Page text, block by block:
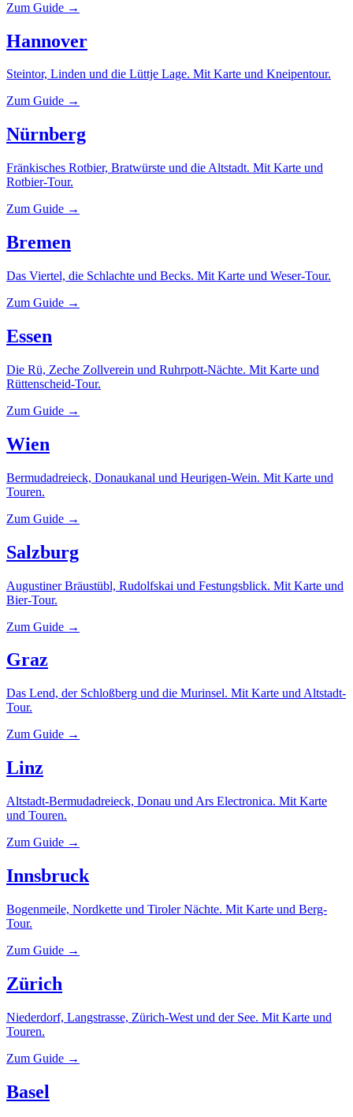
Zum Guide →
Hannover
Steintor, Linden und die Lüttje Lage. Mit Karte und Kneipentour.
Zum Guide →
Nürnberg
Fränkisches Rotbier, Bratwürste und die Altstadt. Mit Karte und
Rotbier-Tour.
Zum Guide →
Bremen
Das Viertel, die Schlachte und Becks. Mit Karte und Weser-Tour.
Zum Guide →
Essen
Die Rü, Zeche Zollverein und Ruhrpott-Nächte. Mit Karte und
Rüttenscheid-Tour.
Zum Guide →
Wien
Bermudadreieck, Donaukanal und Heurigen-Wein. Mit Karte und
Touren.
Zum Guide →
Salzburg
Augustiner Bräustübl, Rudolfskai und Festungsblick. Mit Karte und
Bier-Tour.
Zum Guide →
Graz
Das Lend, der Schloßberg und die Murinsel. Mit Karte und Altstadt-
Tour.
Zum Guide →
Linz
Altstadt-Bermudadreieck, Donau und Ars Electronica. Mit Karte
und Touren.
Zum Guide →
Innsbruck
Bogenmeile, Nordkette und Tiroler Nächte. Mit Karte und Berg-
Tour.
Zum Guide →
Zürich
Niederdorf, Langstrasse, Zürich-West und der See. Mit Karte und
Touren.
Zum Guide →
Basel